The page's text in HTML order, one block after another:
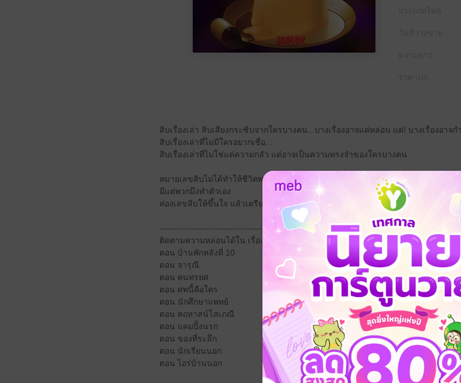
สิบเรื่องเล่า สิบเสียงกระซิบจากใครบางคน...บางเรื่องอาจแค่หล่อน แต่! บางเรื่องอาจก
สิบเรื่องเล่าที่ไม่มีใครอยากเชื่อ...
สิบเรื่องเล่าที่ไม่ใช่แค่ความกลัว แต่อาจเป็นความทรงจำของใครบางคน
หมายเลขสิบไม่ได้ทำให้ชีวิตพวกมึงฉิบหายหรอก
มีแต่พวกมึงทำตัวเอง
ท่องเลขสิบให้ขึ้นใจ แล้วเตรียมตัวตาย
------------------------------------------------------------------------------------
ติดตามความหล่อนได้ใน เรื่องเล่าเลขที่สิบ
ตอน บ้านพักหลังที่ 10
ตอน จารุณี
ตอน คนทรยศ
ตอน ศพนี้คือใคร
ตอน นักศึกษาแพทย์
ตอน คฤหาสน์โสเภณี
ตอน แคมปิ้งนรก
ตอน ของที่ระลึก
ตอน นักเรียนนอก
ตอน ไอร่บ้านนอก